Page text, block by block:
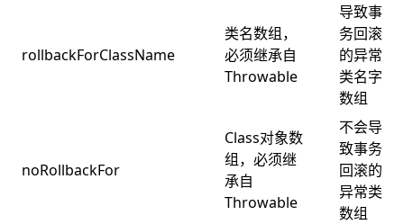
rollbackForClassName
类名数组，
必须继承自
Throwable
导致事
务回滚
的异常
类名字
数组
noRollbackFor
Class对象数
组，必须继
承自
Throwable
不会导
致事务
回滚的
异常类
数组